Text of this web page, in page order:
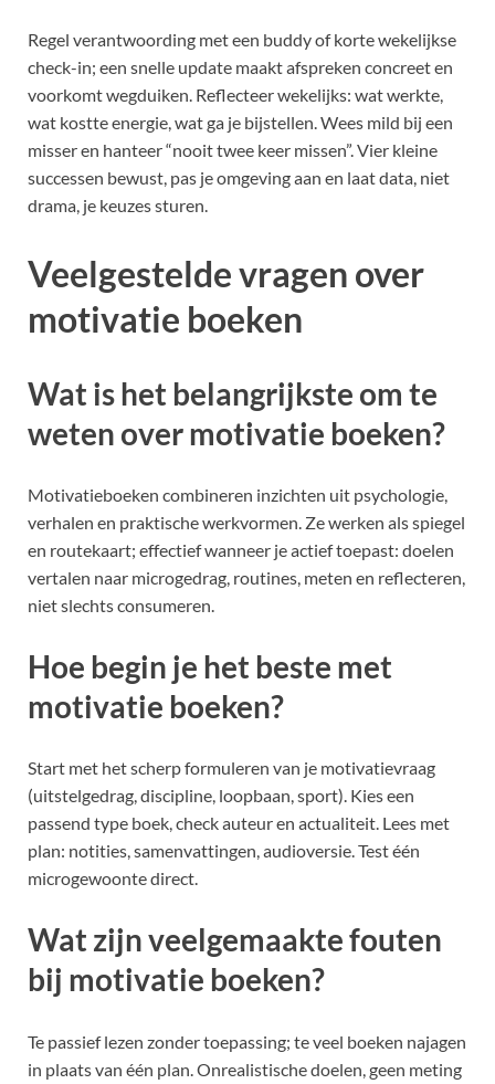
Regel verantwoording met een buddy of korte wekelijkse
check-in; een snelle update maakt afspreken concreet en
voorkomt wegduiken. Reflecteer wekelijks: wat werkte,
wat kostte energie, wat ga je bijstellen. Wees mild bij een
misser en hanteer “nooit twee keer missen”. Vier kleine
successen bewust, pas je omgeving aan en laat data, niet
drama, je keuzes sturen.
Veelgestelde vragen over
motivatie boeken
Wat is het belangrijkste om te
weten over motivatie boeken?
Motivatieboeken combineren inzichten uit psychologie,
verhalen en praktische werkvormen. Ze werken als spiegel
en routekaart; effectief wanneer je actief toepast: doelen
vertalen naar microgedrag, routines, meten en reflecteren,
niet slechts consumeren.
Hoe begin je het beste met
motivatie boeken?
Start met het scherp formuleren van je motivatievraag
(uitstelgedrag, discipline, loopbaan, sport). Kies een
passend type boek, check auteur en actualiteit. Lees met
plan: notities, samenvattingen, audioversie. Test één
microgewoonte direct.
Wat zijn veelgemaakte fouten
bij motivatie boeken?
Te passief lezen zonder toepassing; te veel boeken najagen
in plaats van één plan. Onrealistische doelen, geen meting